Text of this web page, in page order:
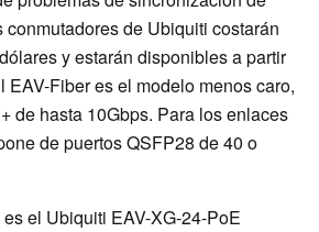
de Ubiquiti costarán
y estarán disponibles a partir
EAV-Fiber es el modelo menos caro,
de hasta 10Gbps. Para los enlaces
de puertos QSFP28 de 40 o
el Ubiquiti EAV-XG-24-PoE